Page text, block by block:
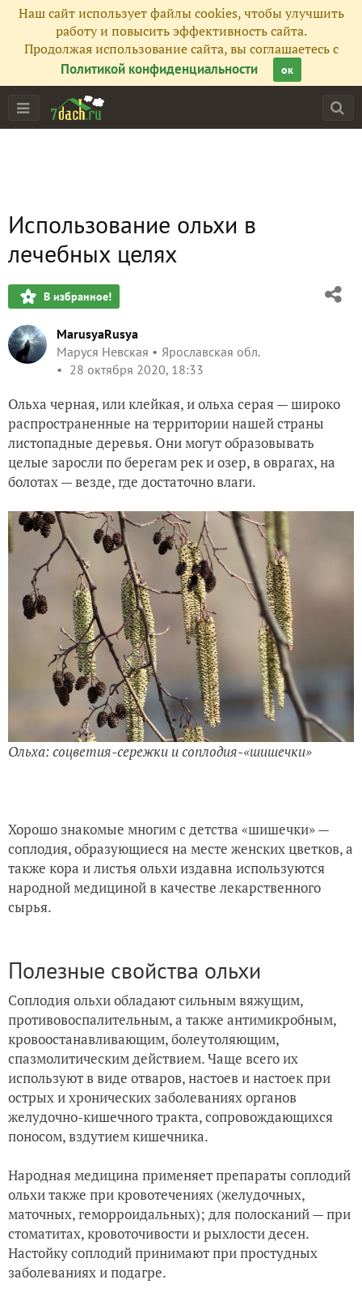
Наш сайт использует файлы cookies, чтобы улучшить
работу и повысить эффективность сайта.
Продолжая использование сайта, вы соглашаетесь с
Политикой конфиденциальности
ок
Использование ольхи в
лечебных целях
В избранное!
MarusyaRusya
Маруся Невская
Ярославская обл.
28 октября 2020, 18:33
Ольха черная, или клейкая, и ольха серая — широко
распространенные на территории нашей страны
листопадные деревья. Они могут образовывать
целые заросли по берегам рек и озер, в оврагах, на
болотах — везде, где достаточно влаги.
Ольха: соцветия-сережки и соплодия-«шишечки»
Хорошо знакомые многим с детства «шишечки» —
соплодия, образующиеся на месте женских цветков, а
также кора и листья ольхи издавна используются
народной медициной в качестве лекарственного
сырья.
Полезные свойства ольхи
Соплодия ольхи обладают сильным вяжущим,
противовоспалительным, а также антимикробным,
кровоостанавливающим, болеутоляющим,
спазмолитическим действием. Чаще всего их
используют в виде отваров, настоев и настоек при
острых и хронических заболеваниях органов
желудочно-кишечного тракта, сопровождающихся
поносом, вздутием кишечника.
Народная медицина применяет препараты соплодий
ольхи также при кровотечениях (желудочных,
маточных, геморроидальных); для полосканий — при
стоматитах, кровоточивости и рыхлости десен.
Настойку соплодий принимают при простудных
заболеваниях и подагре.